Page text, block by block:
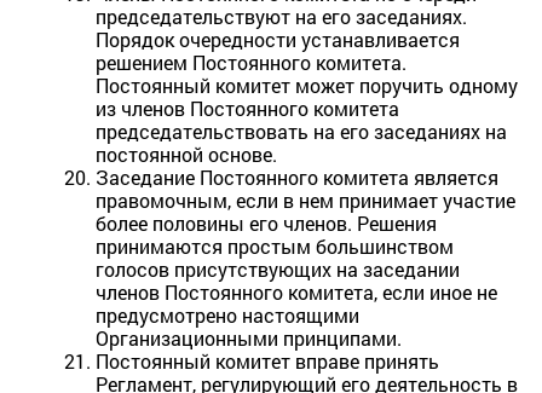
председательствуют на его заседаниях.
Порядок очередности устанавливается
решением Постоянного комитета.
Постоянный комитет может поручить одному
из членов Постоянного комитета
председательствовать на его заседаниях на
постоянной основе.
Заседание Постоянного комитета является
правомочным, если в нем принимает участие
более половины его членов. Решения
принимаются простым большинством
голосов присутствующих на заседании
членов Постоянного комитета, если иное не
предусмотрено настоящими
Организационными принципами.
Постоянный комитет вправе принять
Регламент, регулирующий его деятельность в